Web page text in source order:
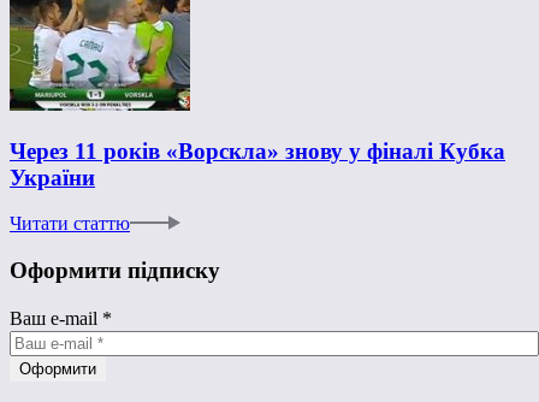
Через 11 років «Ворскла» знову у фіналі Кубка
України
Читати статтю
Оформити підписку
Ваш e-mail *